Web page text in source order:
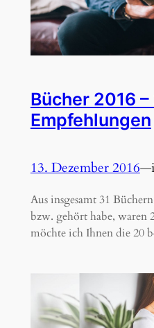
Bücher 2016
Empfehlungen
13. Dezember 2016—
Aus insgesamt 31
bzw. gehört habe, waren
möchte ich Ihnen die 20